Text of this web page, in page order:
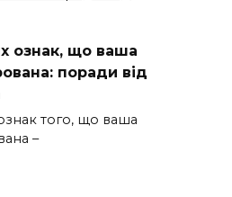
ознак, що ваша
поради від
того, що ваша
–